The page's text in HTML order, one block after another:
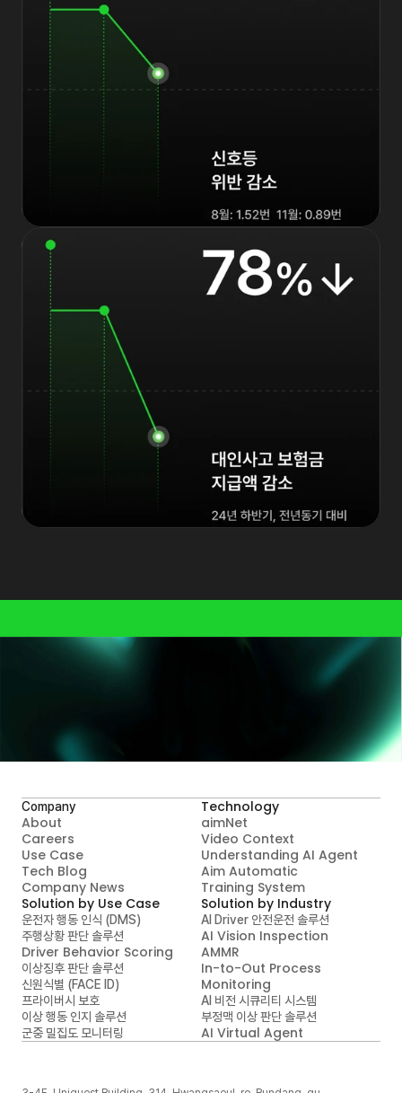
Company
About
Careers
Use Case
Tech Blog
Company News
Technology
aimNet
Video Context
Understanding AI Agent
Aim Automatic
Training System
Solution by Use Case
운전자 행동 인식 (DMS)
주행상황 판단 솔루션
Driver Behavior Scoring
이상징후 판단 솔루션
신원식별 (FACE ID)
프라이버시 보호
이상 행동 인지 솔루션
군중 밀집도 모니터링
Solution by Industry
AI Driver 안전운전 솔루션
AI Vision Inspection
AMMR
In-to-Out Process
Monitoring
AI 비전 시큐리티 시스템
부정맥 이상 판단 솔루션
AI Virtual Agent